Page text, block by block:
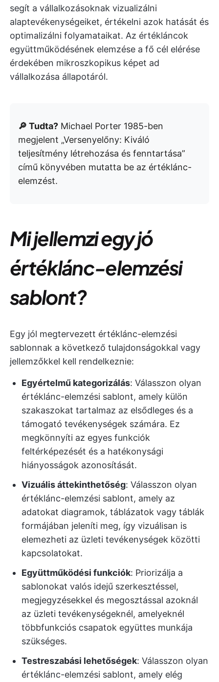
segít a vállalkozásoknak vizualizálni
alaptevékenységeiket, értékelni azok hatását és
optimalizálni folyamataikat. Az értékláncok
együttműködésének elemzése a fő cél elérése
érdekében mikroszkopikus képet ad
vállalkozása állapotáról.
🔎 Tudta? Michael Porter 1985-ben
megjelent „Versenyelőny: Kiváló
teljesítmény létrehozása és fenntartása”
című könyvében mutatta be az értéklánc-
elemzést.
Mi jellemzi egy jó
értéklánc-elemzési
sablont?
Egy jól megtervezett értéklánc-elemzési
sablonnak a következő tulajdonságokkal vagy
jellemzőkkel kell rendelkeznie:
Egyértelmű kategorizálás: Válasszon olyan
értéklánc-elemzési sablont, amely külön
szakaszokat tartalmaz az elsődleges és a
támogató tevékenységek számára. Ez
megkönnyíti az egyes funkciók
feltérképezését és a hatékonysági
hiányosságok azonosítását.
Vizuális áttekinthetőség: Válasszon olyan
értéklánc-elemzési sablont, amely az
adatokat diagramok, táblázatok vagy táblák
formájában jeleníti meg, így vizuálisan is
elemezheti az üzleti tevékenységek közötti
kapcsolatokat.
Együttműködési funkciók: Priorizálja a
sablonokat valós idejű szerkesztéssel,
megjegyzésekkel és megosztással azoknál
az üzleti tevékenységeknél, amelyeknél
többfunkciós csapatok együttes munkája
szükséges.
Testreszabási lehetőségek: Válasszon olyan
értéklánc-elemzési sablont, amely elég